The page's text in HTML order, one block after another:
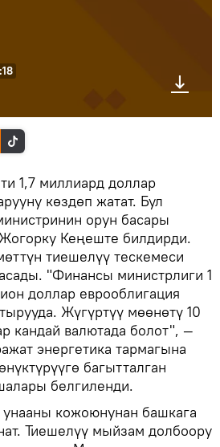
1,7 миллиард доллар
көздөп жатат. Бул
орун басары
Кеңеште билдирди.
тиешелүү тескемеси
"Финансы министрлиги 1
доллар еврооблигация
Жүгүртүү мөөнөтү 10
кандай валютада болот", —
энергетика тармагына
багытталган
белгиленди.
кожоюнунан башкага
Тиешелүү мыйзам долбоору